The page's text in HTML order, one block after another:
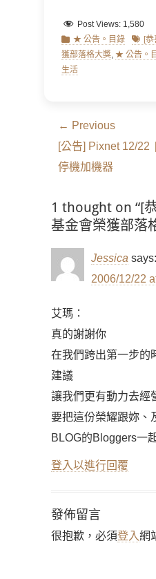
Post Views: 1,580
Categories
★ 公告。目錄 Tags
[
獲部落格大獎, ★ 公告。
生活
文
章
導
覽
← Previous
Previous
post:
[公告] Pixnet 12/22
停機加機器
1 thought on “[
基金會榮獲部落
Jessica says:
2006/12/22
艾瑪：
真的謝謝你
在我們跨出第一步的
建議
讓我們更有動力去經
要把這份榮耀跟妳、
BLOG的Bloggers一
登入以進行回覆
發佈留言
很抱歉，必須登入網